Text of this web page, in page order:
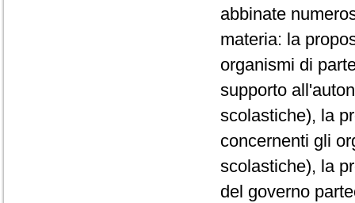
abbinate
materia: la
organismi di
supporto
scolastiche), la
concernenti gli
scolastiche), la
del governo